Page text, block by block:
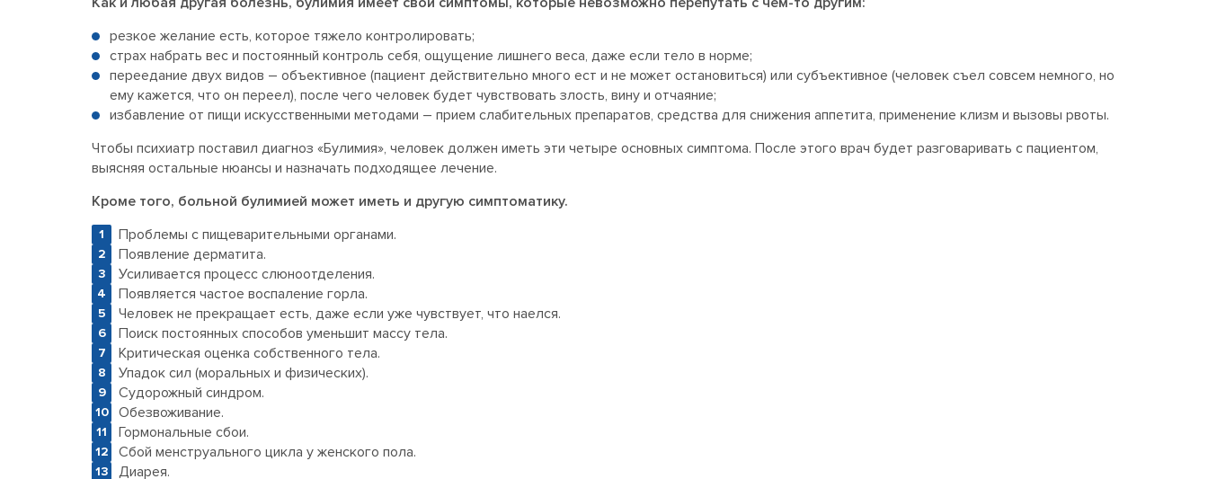
резкое желание есть, которое тяжело контролировать;
страх набрать вес и постоянный контроль себя, ощущение лишнего веса, даже если тело в норме;
переедание двух видов – объективное (пациент действительно много ест и не может остановиться) или субъективное (человек съел совсем немного, но
ему кажется, что он переел), после чего человек будет чувствовать злость, вину и отчаяние;
избавление от пищи искусственными методами – прием слабительных препаратов, средства для снижения аппетита, применение клизм и вызовы рвоты.
Чтобы психиатр поставил диагноз «Булимия», человек должен иметь эти четыре основных симптома. После этого врач будет разговаривать с пациентом,
выясняя остальные нюансы и назначать подходящее лечение.
Кроме того, больной булимией может иметь и другую симптоматику.
Проблемы с пищеварительными органами.
Появление дерматита.
Усиливается процесс слюноотделения.
Появляется частое воспаление горла.
Человек не прекращает есть, даже если уже чувствует, что наелся.
Поиск постоянных способов уменьшит массу тела.
Критическая оценка собственного тела.
Упадок сил (моральных и физических).
Судорожный синдром.
Обезвоживание.
Гормональные сбои.
Сбой менструального цикла у женского пола.
Диарея.